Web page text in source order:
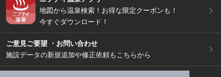
地図から温泉検索！お得な限定クーポンも！
今すぐダウンロード！
ご意見ご要望 ・お問い合わせ
施設データの新規追加や修正依頼もこちらから